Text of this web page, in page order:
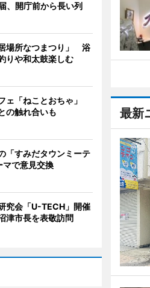
最新
、開庁前から長い列
場所なつまつり」 浴
りや和太鼓楽しむ
ェ「ねことおちゃ」
の触れ合いも
「すみだタウンミーテ
で意見交換
究会「U-TECH」開催
市長を表敬訪問